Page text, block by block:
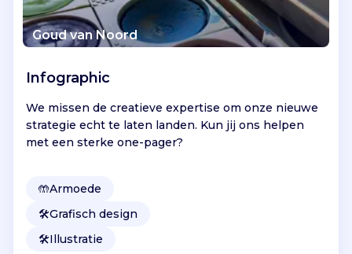
Goud van Noord
Infographic
We missen de creatieve expertise om onze nieuwe
strategie echt te laten landen. Kun jij ons helpen
met een sterke one-pager?
🤲Armoede
🛠️Grafisch design
🛠️Illustratie